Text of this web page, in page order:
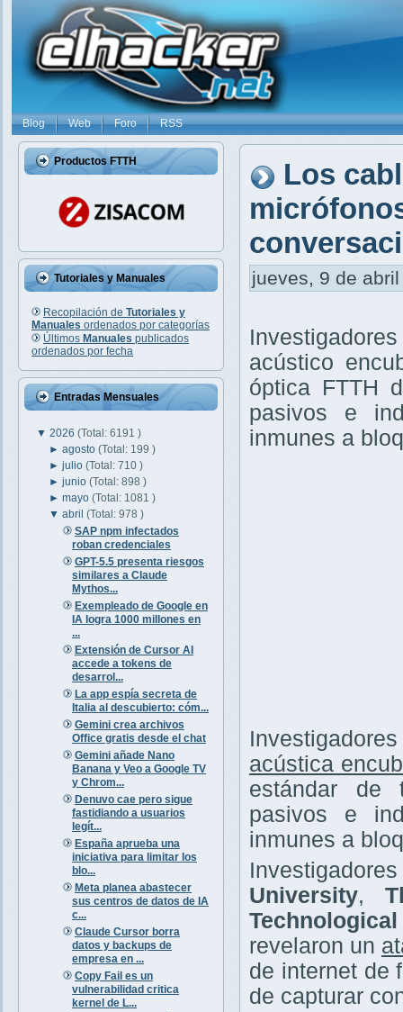
Blog Web Foro RSS
Productos FTTH
Tutoriales y Manuales
Recopilación de Tutoriales y
Manuales ordenados por categorías
Últimos Manuales publicados
ordenados por fecha
Entradas Mensuales
▼ 2026 (Total: 6191 )
►agosto(Total: 199 )
►julio(Total: 710 )
►junio(Total: 898 )
►mayo(Total: 1081 )
▼abril(Total: 978 )
SAP npm infectados
roban credenciales
GPT-5.5 presenta riesgos
similares a Claude
Mythos...
Exempleado de Google en
IA logra 1000 millones en
...
Extensión de Cursor AI
accede a tokens de
desarrol...
La app espía secreta de
Italia al descubierto: cóm...
Gemini crea archivos
Office gratis desde el chat
Gemini añade Nano
Banana y Veo a Google TV
y Chrom...
Denuvo cae pero sigue
fastidiando a usuarios
legít...
España aprueba una
iniciativa para limitar los
blo...
Meta planea abastecer
sus centros de datos de IA
c...
Claude Cursor borra
datos y backups de
empresa en ...
Copy Fail es un
vulnerabilidad critica
kernel de L...
Los
jueves, 9 de
acústico
óptica FTTH
pasivos e
inmunes a
acústica
estándar de
pasivos e
inmunes a
University,
revelaron un
de internet de
de capturar